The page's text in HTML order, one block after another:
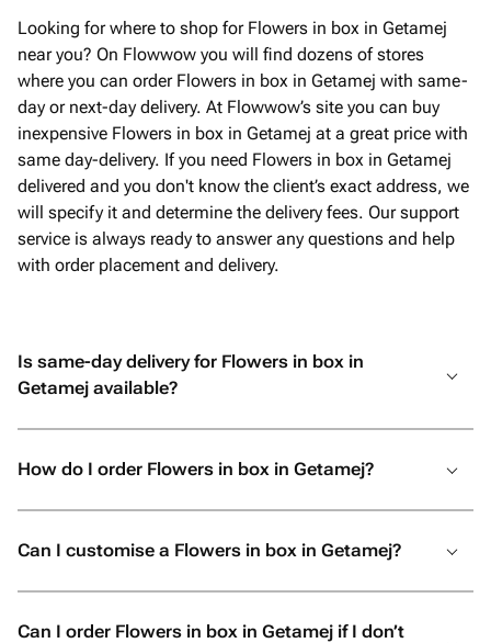
Looking for where to shop for Flowers in box in Getamej
near you? On Flowwow you will find dozens of stores
where you can order Flowers in box in Getamej with same-
day or next-day delivery. At Flowwow’s site you can buy
inexpensive Flowers in box in Getamej at a great price with
same day-delivery. If you need Flowers in box in Getamej
delivered and you don't know the client’s exact address, we
will specify it and determine the delivery fees. Our support
service is always ready to answer any questions and help
with order placement and delivery.
Is same-day delivery for Flowers in box in
Getamej available?
How do I order Flowers in box in Getamej?
Can I customise a Flowers in box in Getamej?
Can I order Flowers in box in Getamej if I don’t